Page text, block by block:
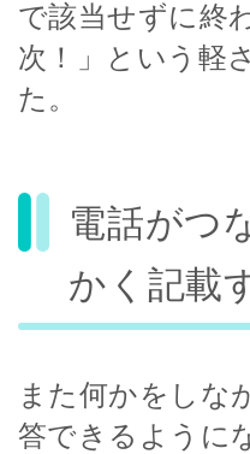
で該当せずに終
次！」という軽
た。
電話がつ
かく記載
また何かをしな
答できるように